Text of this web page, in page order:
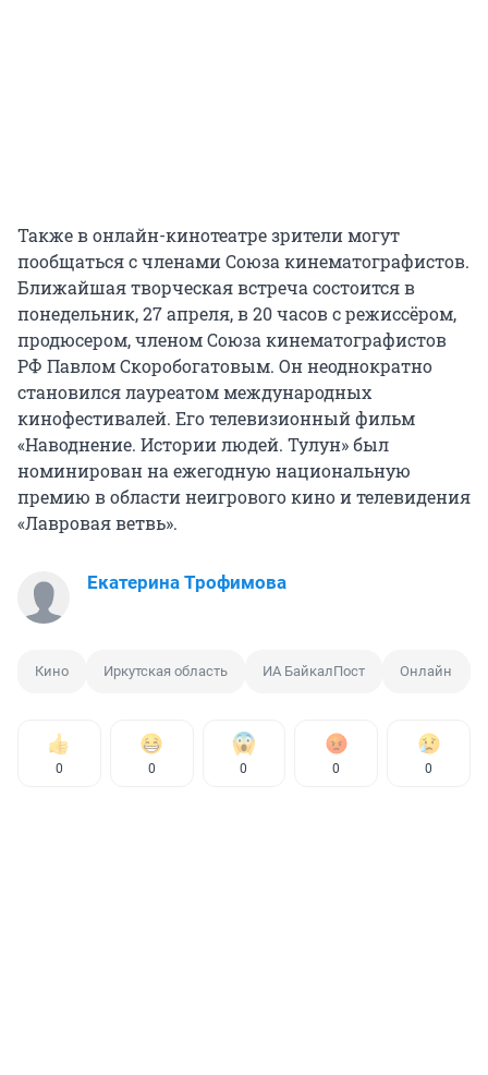
Также в онлайн-кинотеатре зрители могут
пообщаться с членами Союза кинематографистов.
Ближайшая творческая встреча состоится в
понедельник, 27 апреля, в 20 часов с режиссёром,
продюсером, членом Союза кинематографистов
РФ Павлом Скоробогатовым. Он неоднократно
становился лауреатом международных
кинофестивалей. Его телевизионный фильм
«Наводнение. Истории людей. Тулун» был
номинирован на ежегодную национальную
премию в области неигрового кино и телевидения
«Лавровая ветвь».
Екатерина Трофимова
Кино Иркутская область ИА БайкалПост Онлайн
0 0 0 0 0